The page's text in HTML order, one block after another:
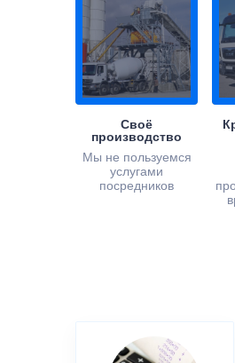
Своё
производство
Мы не пользуемся
услугами
посредников